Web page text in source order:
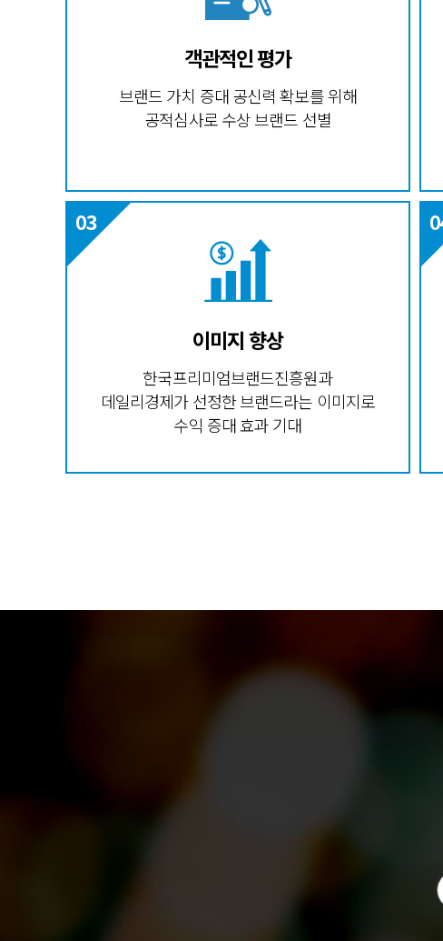
객관적인 평가
브랜드 가치 증대 공신력 확보를 위해
공적심사로 수상 브랜드 선별
이미지 향상
한국프리미엄브랜드진흥원과
데일리경제가 선정한 브랜드라는 이미지로
수익 증대 효과 기대